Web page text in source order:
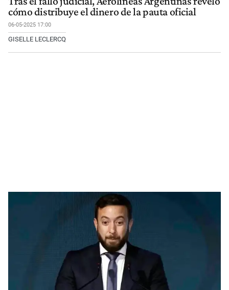
cómo distribuye el dinero de la pauta oficial
06-05-2025 17:00
GISELLE LECLERCQ